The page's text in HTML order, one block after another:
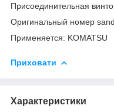
Присоединительная
Оригинальный номер
Применяется: KOMATSU
Приховати
Характеристики